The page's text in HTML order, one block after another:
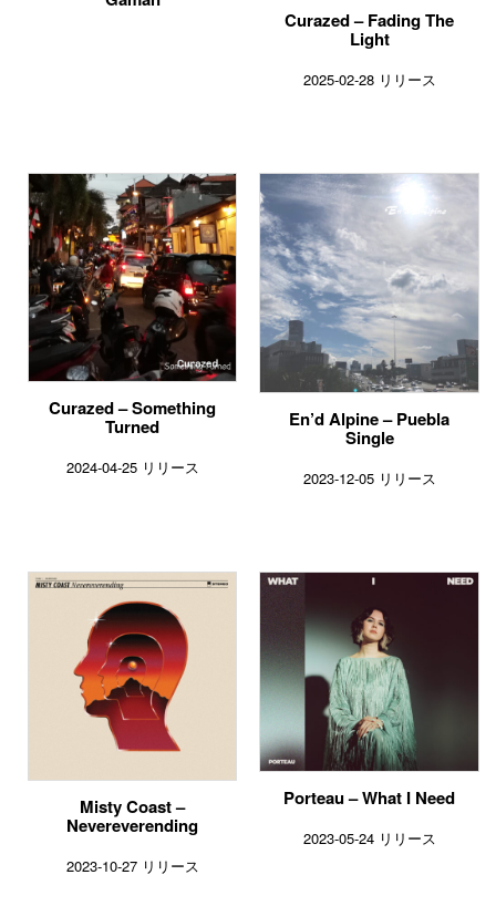
Curazed – Fading The
Light
2025-02-28 リリース
Curazed – Something
Turned
2024-04-25 リリース
En’d Alpine – Puebla
Single
2023-12-05 リリース
Misty Coast –
Nevereverending
2023-10-27 リリース
Porteau – What I Need
2023-05-24 リリース